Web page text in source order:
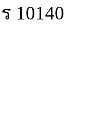
10140